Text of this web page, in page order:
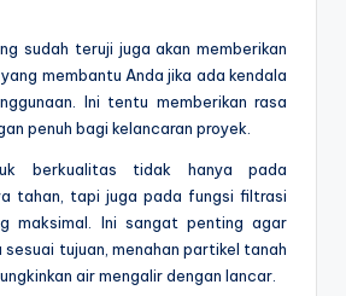
sudah teruji juga akan memberikan
membantu Anda jika ada kendala
Ini tentu memberikan rasa
penuh bagi kelancaran proyek.
berkualitas tidak hanya pada
tahan, tapi juga pada fungsi filtrasi
maksimal. Ini sangat penting agar
tujuan, menahan partikel tanah
air mengalir dengan lancar.